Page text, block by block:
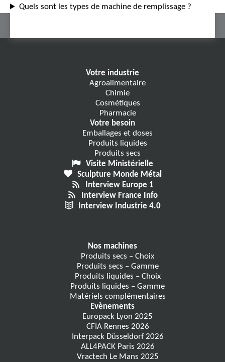
Quels sont les types de machine de remplissage ?
Votre industrie
Agroalimentaire
Chimie
Cosmétiques
Pharmacie
Votre besoin
Emballages et doses
Produits liquides
Produits secs
Visite Ministérielle
Sculpture Monde Métal
Interview Europe 1
Interview France Info
Interview Industrie 4.0
Nos machines
Produits secs – Choix
Produits secs – Gamme
Produits liquides – Choix
Produits liquides – Gamme
Matériels complémentaires
Evènements
Europack Lyon 2025
CFIA Rennes 2026
Interpack Düsseldorf 2026
ALL4PACK Paris 2026
Vractech Le Mans 2025